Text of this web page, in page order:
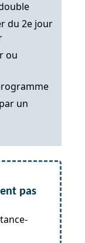
du 2e jour
ou
un
pas